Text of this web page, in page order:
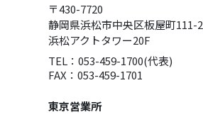
〒430-7720
静岡県浜松市中央区板屋町111-2
浜松アクトタワー20F
TEL：053-459-1700(代表)
FAX：053-459-1701
東京営業所